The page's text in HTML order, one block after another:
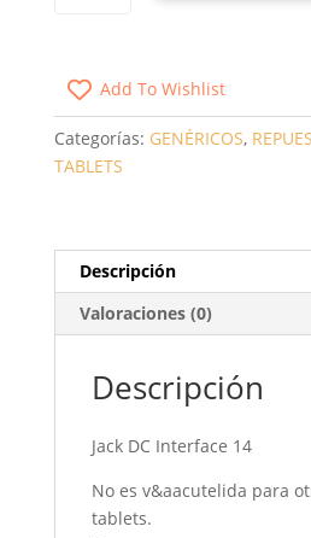
GENERICO
CANTIDAD
Add To Wishlist
Categorías: GENÉRICOS,
TABLETS
Descripción
Valoraciones (0)
Descripción
Jack DC Interface 14
No es v&aacutelida para
tablets.